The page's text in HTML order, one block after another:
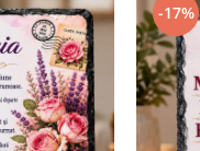
-17%